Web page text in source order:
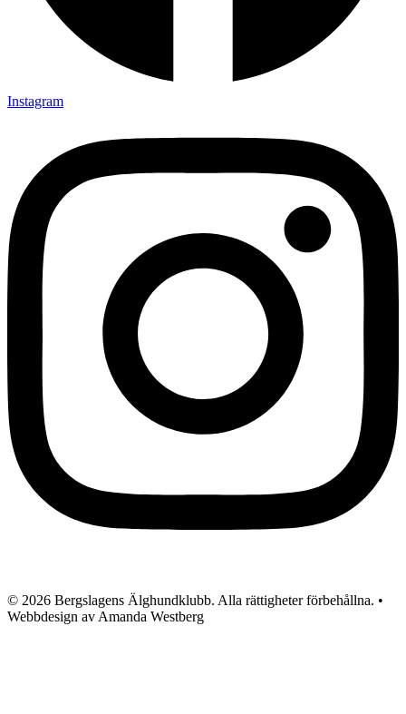
Instagram
© 2026 Bergslagens Älghundklubb. Alla rättigheter förbehållna. •
Webbdesign av Amanda Westberg